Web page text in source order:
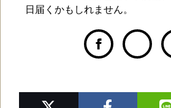
日届くかもしれません。